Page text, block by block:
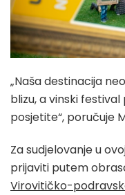
„Naša destinacija
blizu, a vinski
posjetite“, poručuje
Za sudjelovanje u
prijaviti putem
Virovitičko-